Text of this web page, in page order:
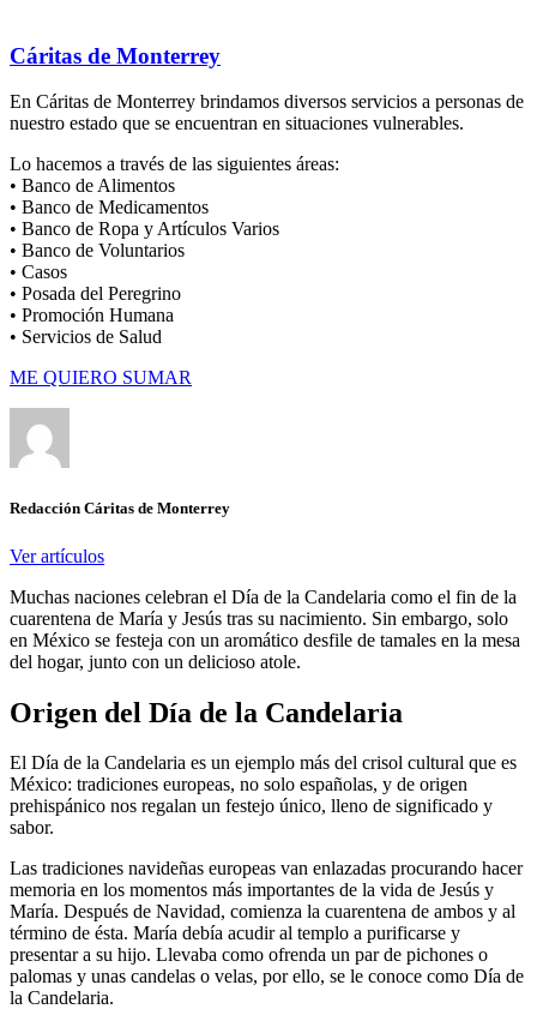
Cáritas de Monterrey
En Cáritas de Monterrey brindamos diversos servicios a personas de
nuestro estado que se encuentran en situaciones vulnerables.
Lo hacemos a través de las siguientes áreas:
• Banco de Alimentos
• Banco de Medicamentos
• Banco de Ropa y Artículos Varios
• Banco de Voluntarios
• Casos
• Posada del Peregrino
• Promoción Humana
• Servicios de Salud
ME QUIERO SUMAR
Redacción Cáritas de Monterrey
Ver artículos
Muchas naciones celebran el Día de la Candelaria como el fin de la
cuarentena de María y Jesús tras su nacimiento. Sin embargo, solo
en México se festeja con un aromático desfile de tamales en la mesa
del hogar, junto con un delicioso atole.
Origen del Día de la Candelaria
El Día de la Candelaria es un ejemplo más del crisol cultural que es
México: tradiciones europeas, no solo españolas, y de origen
prehispánico nos regalan un festejo único, lleno de significado y
sabor.
Las tradiciones navideñas europeas van enlazadas procurando hacer
memoria en los momentos más importantes de la vida de Jesús y
María. Después de Navidad, comienza la cuarentena de ambos y al
término de ésta. María debía acudir al templo a purificarse y
presentar a su hijo. Llevaba como ofrenda un par de pichones o
palomas y unas candelas o velas, por ello, se le conoce como Día de
la Candelaria.